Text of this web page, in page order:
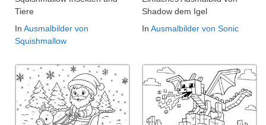
Tiere
In Ausmalbilder von
Squishmallow
Shadow dem Igel
In Ausmalbilder von Sonic